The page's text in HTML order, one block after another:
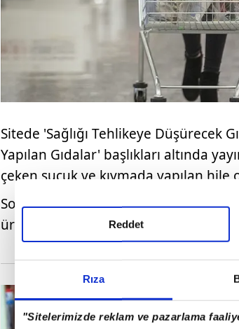
Rıza
"Sitelerimizde reklam ve pazarlama
Reddet
Sitede 'Sağlığı Tehlikeye Düşürecek
Yapılan Gıdalar' başlıkları altında
çeken sucuk ve kıymada yapılan hile
Son testlerde, bazı markaların 'dana
üründe kanatlı eti tespit edildi.